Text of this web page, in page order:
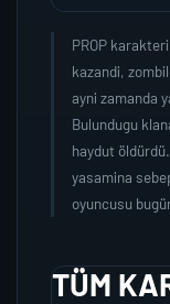
PROP
kazandi,
ayni zamanda
Bulundugu
haydut
yasamina
oyuncusu
TÜM